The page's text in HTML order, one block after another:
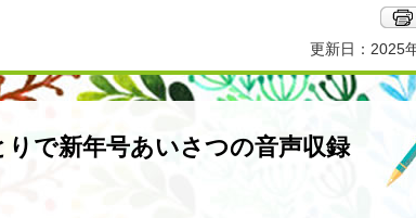
更新日：2025
で新年号あいさつの音声収録